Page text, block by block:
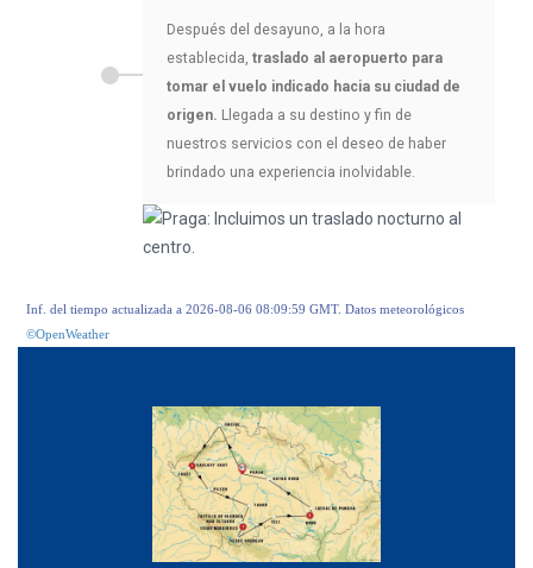
Después del desayuno, a la hora
establecida, traslado al aeropuerto para
tomar el vuelo indicado hacia su ciudad de
origen. Llegada a su destino y fin de
nuestros servicios con el deseo de haber
brindado una experiencia inolvidable.
Inf. del tiempo actualizada a 2026-08-06 08:09:59 GMT. Datos meteorológicos
©OpenWeather